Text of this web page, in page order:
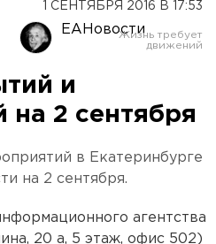
1 СЕНТЯБРЯ 2016 В 17:53
ЕАНовости
и
на 2 сентября
в Екатеринбурге
на 2 сентября.
агентства
20 а, 5 этаж, офис 502)